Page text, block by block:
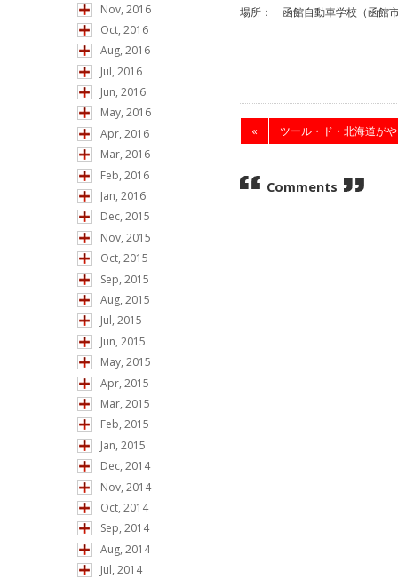
Nov, 2016
Oct, 2016
Aug, 2016
Jul, 2016
Jun, 2016
May, 2016
Apr, 2016
Mar, 2016
Feb, 2016
Jan, 2016
Dec, 2015
Nov, 2015
Oct, 2015
Sep, 2015
Aug, 2015
Jul, 2015
Jun, 2015
May, 2015
Apr, 2015
Mar, 2015
Feb, 2015
Jan, 2015
Dec, 2014
Nov, 2014
Oct, 2014
Sep, 2014
Aug, 2014
Jul, 2014
場所： 函館自動車学校（函館
« ツール・ド・北海道が
Comments